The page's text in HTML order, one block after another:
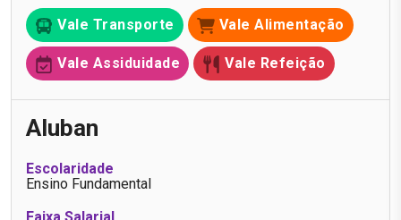
Vale Transporte Vale Alimentação
Vale Assiduidade Vale Refeição
Aluban
Escolaridade
Ensino Fundamental